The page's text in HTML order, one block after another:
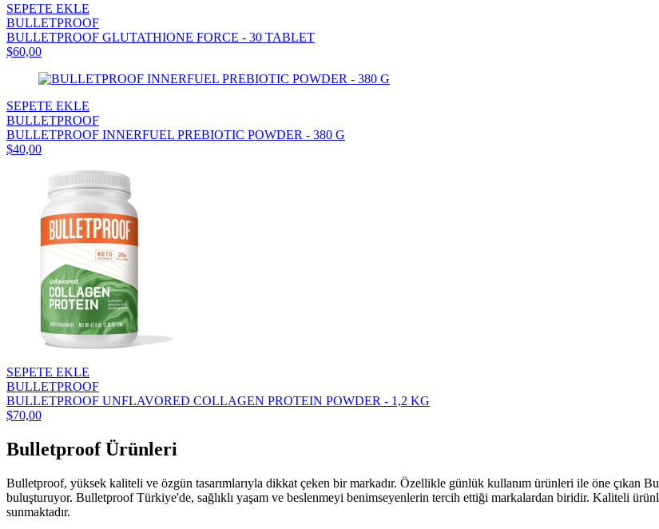
SEPETE EKLE
BULLETPROOF
BULLETPROOF GLUTATHIONE FORCE - 30 TABLET
$60,00
SEPETE EKLE
BULLETPROOF
BULLETPROOF INNERFUEL PREBIOTIC POWDER - 380 G
$40,00
SEPETE EKLE
BULLETPROOF
BULLETPROOF UNFLAVORED COLLAGEN PROTEIN POWDER - 1,2 KG
$70,00
Bulletproof Ürünleri
Bulletproof, yüksek kaliteli ve özgün tasarımlarıyla dikkat çeken bir markadır. Özellikle günlük kullanım ürünleri ile öne çıkan
buluşturuyor. Bulletproof Türkiye'de, sağlıklı yaşam ve beslenmeyi benimseyenlerin tercih ettiği markalardan biridir. Kaliteli
sunmaktadır.